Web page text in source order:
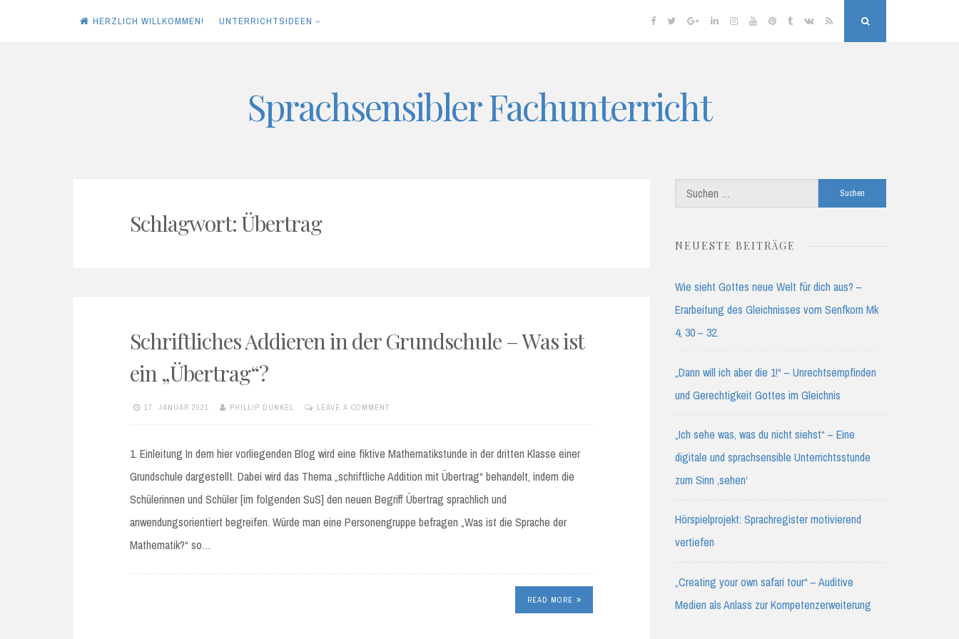
HERZLICH WILLKOMMEN! UNTERRICHTSIDEEN Facebook
TwitterGoogleLinkedinInstagramYouTubePinterest
TumblrVK RSS
Sprachsensibler Fachunterricht
Schlagwort:Übertrag
Schriftliches Addieren in der Grundschule – Was ist
ein „Übertrag“?
17. JANUAR 2021 PHILLIP DUNKEL LEAVE A COMMENT
1. Einleitung In dem hier vorliegenden Blog wird eine fiktive Mathematikstunde in der dritten Klasse einer
Grundschule dargestellt. Dabei wird das Thema „schriftliche Addition mit Übertrag“ behandelt, indem die
Schülerinnen und Schüler [im folgenden SuS] den neuen Begriff Übertrag sprachlich und
anwendungsorientiert begreifen. Würde man eine Personengruppe befragen „Was ist die Sprache der
Mathematik?“ so…
READ MORE
Suchen
nach:
NEUESTE BEITRÄGE
Wie sieht Gottes neue Welt für dich aus? –
Erarbeitung des Gleichnisses vom Senfkorn Mk
4, 30 – 32.
„Dann will ich aber die 1!“ – Unrechtsempfinden
und Gerechtigkeit Gottes im Gleichnis
„Ich sehe was, was du nicht siehst“ – Eine
digitale und sprachsensible Unterrichtsstunde
zum Sinn ‚sehen‘
Hörspielprojekt: Sprachregister motivierend
vertiefen
„Creating your own safari tour“ – Auditive
Medien als Anlass zur Kompetenzerweiterung